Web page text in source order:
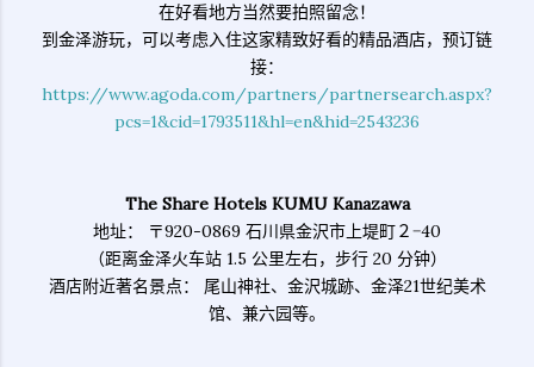
在好看地方当然要拍照留念！
到金泽游玩，可以考虑入住这家精致好看的精品酒店，预订链
接：
https://www.agoda.com/partners/partnersearch.aspx?
pcs=1&cid=1793511&hl=en&hid=2543236
The Share Hotels KUMU Kanazawa
地址： 〒920-0869 石川県金沢市上堤町２−40
（距离金泽火车站 1.5 公里左右，步行 20 分钟）
酒店附近著名景点： 尾山神社、金沢城跡、金泽21世纪美术
馆、兼六园等。